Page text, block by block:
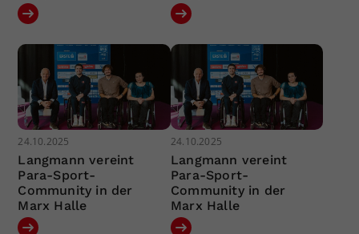
24.10.2025
Langmann vereint
Para-Sport-
Community in der
Marx Halle
24.10.2025
Langmann vereint
Para-Sport-
Community in der
Marx Halle